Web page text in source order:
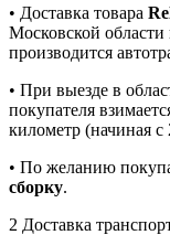
• Доставка товара
Московской
производится
• При выезде в
покупателя
километр (начиная с
• По желанию
сборку.
2 Доставка